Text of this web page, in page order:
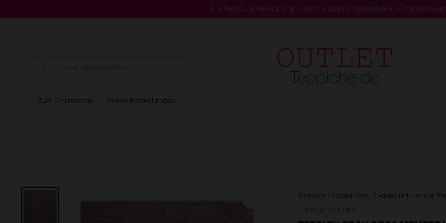
Pause
2-4 TAGE LIEFERZEIT 🛒 KOSTENLOSER VERSAND &
Zum Onlineshop Meine Bestellungen
Startseite / Teppich Grau Rosa meliert Hochflor
HOMIE LIVING